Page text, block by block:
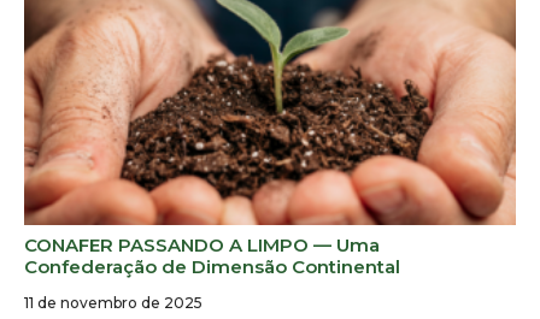
CONAFER PASSANDO A LIMPO — Uma
Confederação de Dimensão Continental
11 de novembro de 2025